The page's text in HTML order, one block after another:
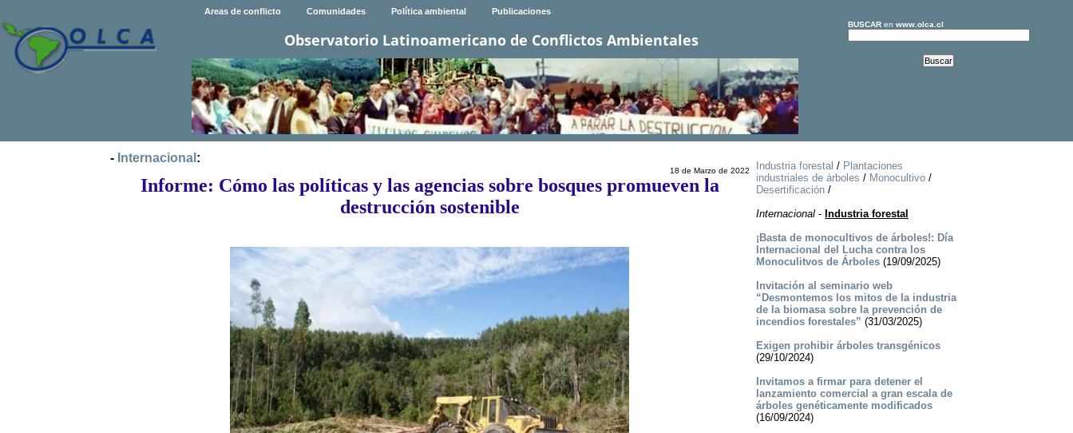
Areas de conflicto Comunidades Política ambiental Publicaciones
Observatorio Latinoamericano de Conflictos Ambientales
BUSCARen www.olca.cl
- Internacional :
18 de Marzo de 2022
Informe: Cómo las políticas y las agencias sobre bosques promueven la
destrucción sostenible
Industria forestal / Plantaciones
industriales de árboles / Monocultivo/
Desertificación/
Internacional- Industria forestal
¡Basta de monocultivos de árboles!: Día
Internacional del Lucha contra los
Monoculitvos de Árboles(19/09/2025)
Invitación al seminario web
“Desmontemos los mitos de la industria
de la biomasa sobre la prevención de
incendios forestales” (31/03/2025)
Exigen prohibir árboles transgénicos
(29/10/2024)
Invitamos a firmar para detener el
lanzamiento comercial a gran escala de
árboles genéticamente modificados
(16/09/2024)